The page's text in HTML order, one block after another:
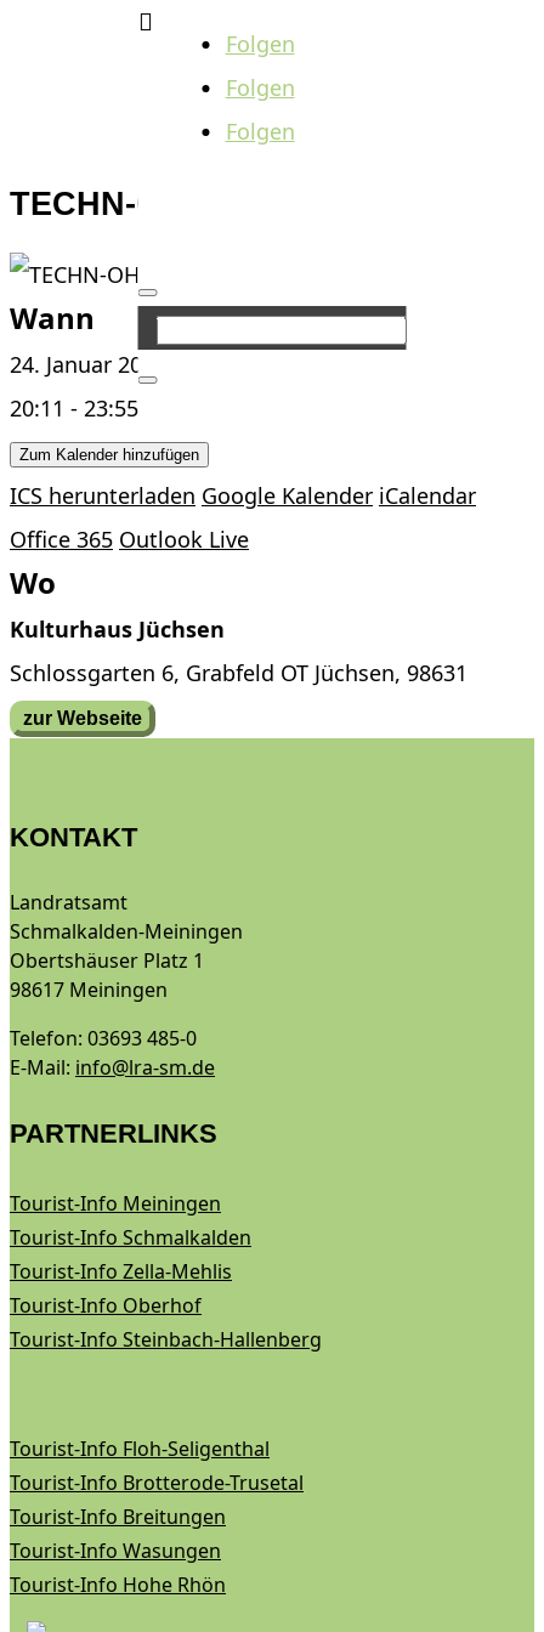

Folgen
Folgen
Folgen
TECHN-OHE
Wann
24. Januar 2025
20:11 - 23:55
Zum Kalender hinzufügen
ICS herunterladen Google Kalender iCalendar
Office 365 Outlook Live
Wo
Kulturhaus Jüchsen
Schlossgarten 6, Grabfeld OT Jüchsen, 98631
zur Webseite
KONTAKT
Landratsamt
Schmalkalden-Meiningen
Obertshäuser Platz 1
98617 Meiningen
Telefon: 03693 485-0
E-Mail: info@lra-sm.de
PARTNERLINKS
Tourist-Info Meiningen
Tourist-Info Schmalkalden
Tourist-Info Zella-Mehlis
Tourist-Info Oberhof
Tourist-Info Steinbach-Hallenberg
Tourist-Info Floh-Seligenthal
Tourist-Info Brotterode-Trusetal
Tourist-Info Breitungen
Tourist-Info Wasungen
Tourist-Info Hohe Rhön